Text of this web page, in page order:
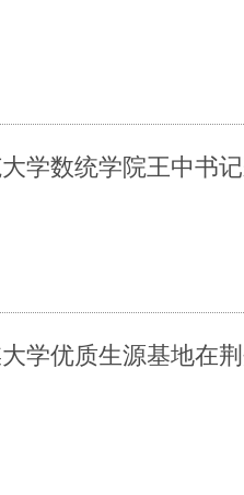
学数统学院王中书
学优质生源基地在